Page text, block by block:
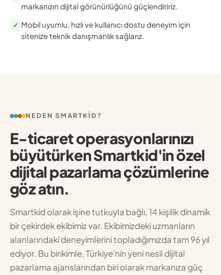
markanızın dijital görünürlüğünü güçlendiririz.
✓ Mobil uyumlu, hızlı ve kullanıcı dostu deneyim için
sitenize teknik danışmanlık sağlarız.
NEDEN SMARTKID?
E-ticaret operasyonlarınızı
büyütürken Smartkid'in özel
dijital pazarlama çözümlerine
göz atın.
Smartkid olarak işine tutkuyla bağlı, 14 kişilik dinamik
bir çekirdek ekibimiz var. Ekibimizdeki uzmanların
alanlarındaki deneyimlerini topladığımızda tam 96 yıl
ediyor. Bu birikimle, Türkiye'nin yeni nesil dijital
pazarlama ajanslarından biri olarak markanıza güç